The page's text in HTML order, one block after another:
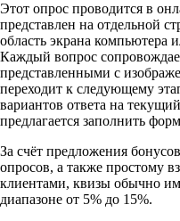
Этот опрос проводится в
представлен на отдельной
область экрана компьютера
Каждый вопрос
представленными с
переходит к следующему
вариантов ответа на
предлагается заполнить
За счёт предложения
опросов, а также простому
клиентами, квизы обычно
диапазоне от 5% до 15%.